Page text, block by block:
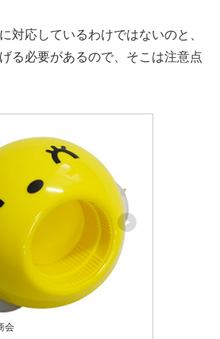
対応しているわけではないのと、
る必要があるので、そこは注意点
会